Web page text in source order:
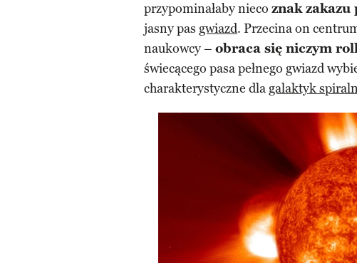
przypominałaby nieco znak zakazu
jasny pas gwiazd. Przecina on
naukowcy – obraca się niczym
świecącego pasa pełnego gwiazd
charakterystyczne dla galaktyk